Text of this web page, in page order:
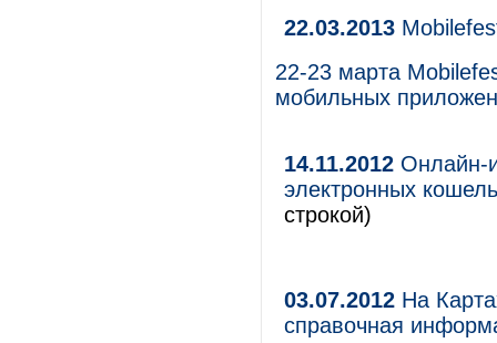
22.03.2013
22-23 марта
мобильных
14.11.2012 Онлайн-
электронных
строкой)
03.07.2012 На
справочная